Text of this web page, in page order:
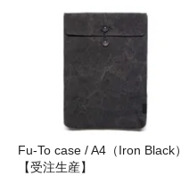
Fu-To case / A4（Iron Black）
【受注生産】